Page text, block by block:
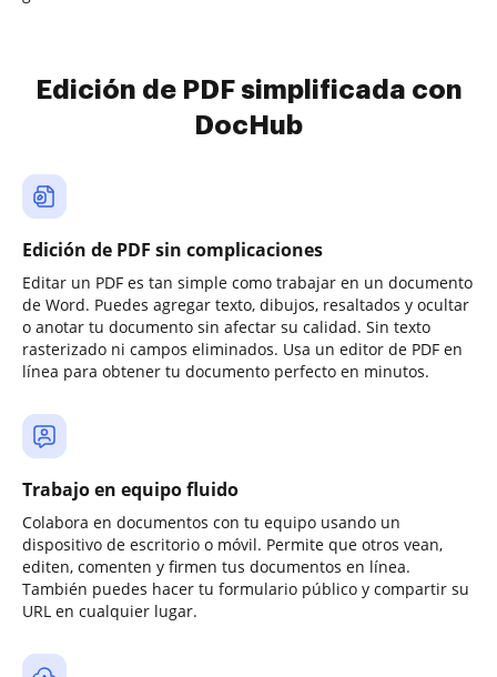
Edición de PDF simplificada con
DocHub
Edición de PDF sin complicaciones
Editar un PDF es tan simple como trabajar en un documento
de Word. Puedes agregar texto, dibujos, resaltados y ocultar
o anotar tu documento sin afectar su calidad. Sin texto
rasterizado ni campos eliminados. Usa un editor de PDF en
línea para obtener tu documento perfecto en minutos.
Trabajo en equipo fluido
Colabora en documentos con tu equipo usando un
dispositivo de escritorio o móvil. Permite que otros vean,
editen, comenten y firmen tus documentos en línea.
También puedes hacer tu formulario público y compartir su
URL en cualquier lugar.